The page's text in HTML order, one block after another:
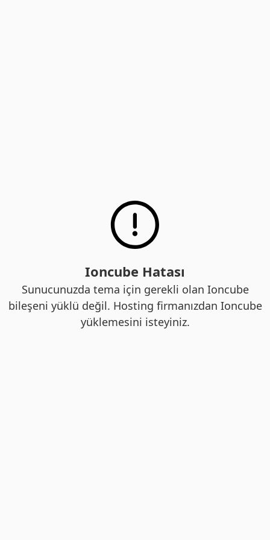
Ioncube Hatası
Sunucunuzda tema için gerekli olan Ioncube
bileşeni yüklü değil. Hosting firmanızdan Ioncube
yüklemesini isteyiniz.